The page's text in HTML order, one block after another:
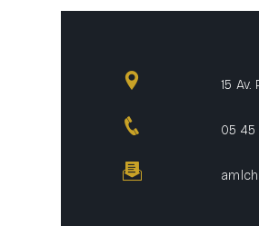
15
05 45